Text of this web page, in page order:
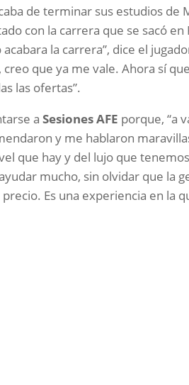
de terminar sus estudios de
con la carrera que se sacó en
acabara la carrera”, dice el
creo que ya me vale. Ahora sí
las ofertas”.
aSesiones AFE porque, “a
y me hablaron
que hay y del lujo que
mucho, sin olvidar que la
Es una experiencia en la